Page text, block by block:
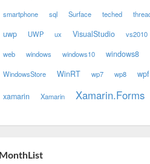
smartphone sql Surface teched
uwp
UWP ux VisualStudio vs2010
web windows windows10 windows8
WindowsStore WinRT wp7 wp8 wpf
xamarin Xamarin Xamarin.Forms
MonthList